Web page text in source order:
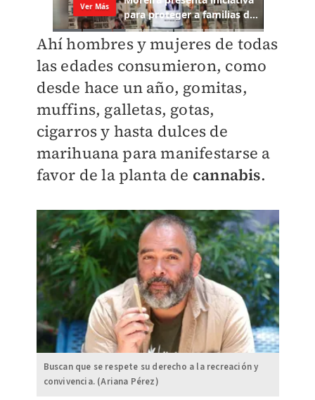
Ahí hombres y mujeres de todas
las edades consumieron, como
desde hace un año, gomitas,
muffins, galletas, gotas,
cigarros y hasta dulces de
marihuana para manifestarse a
favor de la planta de cannabis.
Buscan que se respete su derecho a la recreación y
convivencia. (Ariana Pérez)